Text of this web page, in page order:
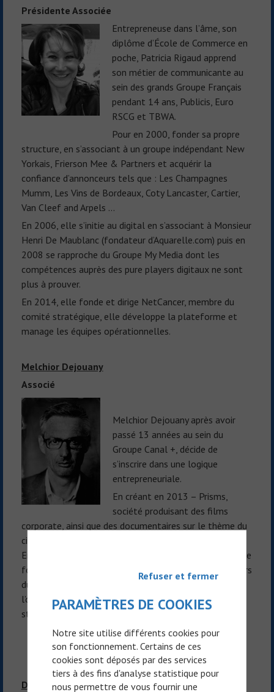
Présidente Associée
Entrepreneuse dans l’âme, son
diplôme d’École de Commerce en
poche, Patricia Rigaud apprend
son métier de communicante au
sein des grands Groupe Français
pendant 14 ans, Publicis, Euro
RSCG et TBWA.
Pour en 2000, fonder sa propre
structure, en s’associant à un groupe indépendant New
Yorkais, Frierson Mee & Partners et acquérir la
confiance d’annonceurs tels que : Les Champagnes
Mumm, Les Vins de Bordeaux, Coty Lancaster, Cartier,
Van Cleef and Arpels …
En 2006, elle s’initie au digital en s’associant à Monsieur
Henri De Maublanc (fondateur d’Aquarelle.com) puis en
2008 se rapproche du Groupe My Media dont les
compétences auprès des pure players digitaux ne sont
plus à prouver.
En 2014, elle fonde et dirige NetCancer, membre du
comité stratégique, elle développe la plateforme et
manage les équipes opérationnelles.
Melchior Dejouany
Associé
Melchior Dejouany après avoir
passé 13 années au sein du
Groupe Canal +, décide de
s’inscrire dans une logique
entrepreneuriale.
En créant en 2013 – Prisms,
société produisant des films
corporate, ainsi que des documentaires sur le thème du
cinéma.
En 2015, il permet à NetCancer d’être créé – actionnaire
fondateur de la société, son autre activité dans l’univers
du Sport ne lui permet pas d’être investi dans
l’opérationnel de l’entreprise, mais participe aux enjeux
stratégiques de celle-ci.
Dominique Bellet
Refuser et fermer
PARAMÈTRES DE COOKIES
Notre site utilise différents cookies pour
son fonctionnement. Certains de ces
cookies sont déposés par des services
tiers à des fins d'analyse statistique pour
nous permettre de vous fournir une